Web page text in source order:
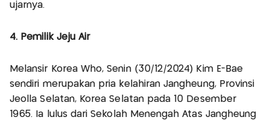
ujarnya.
4. Pemilik Jeju Air
Melansir Korea Who, Senin (30/12/2024) Kim E-Bae
sendiri merupakan pria kelahiran Jangheung, Provinsi
Jeolla Selatan, Korea Selatan pada 10 Desember
1965. Ia lulus dari Sekolah Menengah Atas Jangheung